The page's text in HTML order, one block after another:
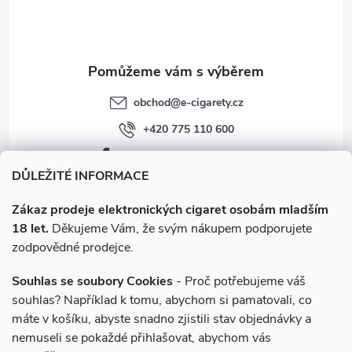
DŮLEŽITÉ INFORMACE
Zákaz prodeje elektronických cigaret osobám mladším
18 let. Děkujeme Vám, že svým nákupem podporujete
zodpovědné prodejce.
Souhlas se soubory Cookies - Proč potřebujeme váš
souhlas? Například k tomu, abychom si pamatovali, co
máte v košíku, abyste snadno zjistili stav objednávky a
nemuseli se pokaždé přihlašovat, abychom vás
obchod@e-cigarety.cz
+420 775 110 600
facebook.com/e-cigarety.cz
Instagram